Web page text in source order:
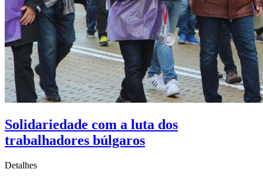
Solidariedade com a luta dos
trabalhadores búlgaros
Detalhes